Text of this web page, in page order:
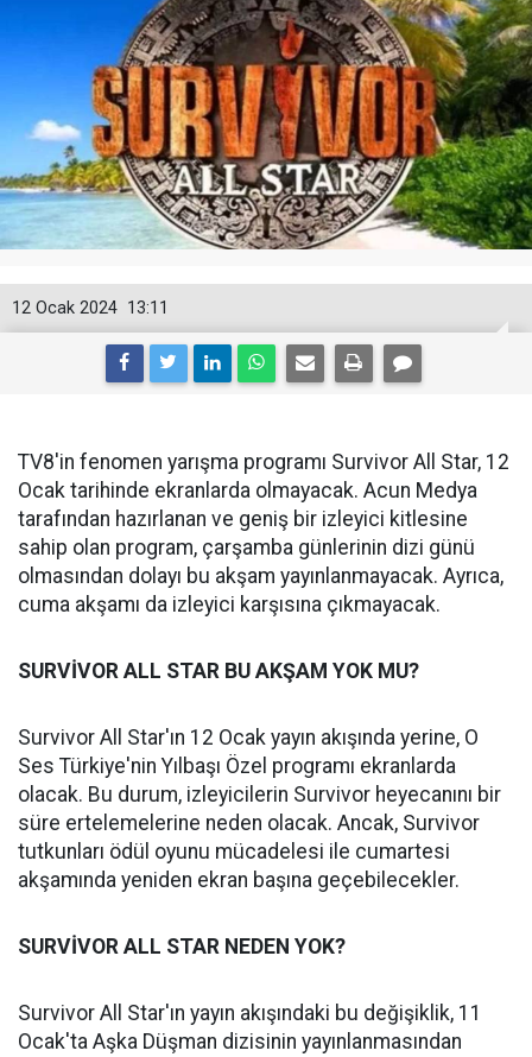
13:11
12 Ocak 2024
TV8'in fenomen yarışma programı Survivor All Star, 12
Ocak tarihinde ekranlarda olmayacak. Acun Medya
tarafından hazırlanan ve geniş bir izleyici kitlesine
sahip olan program, çarşamba günlerinin dizi günü
olmasından dolayı bu akşam yayınlanmayacak. Ayrıca,
cuma akşamı da izleyici karşısına çıkmayacak.
SURVİVOR ALL STAR BU AKŞAM YOK MU?
Survivor All Star'ın 12 Ocak yayın akışında yerine, O
Ses Türkiye'nin Yılbaşı Özel programı ekranlarda
olacak. Bu durum, izleyicilerin Survivor heyecanını bir
süre ertelemelerine neden olacak. Ancak, Survivor
tutkunları ödül oyunu mücadelesi ile cumartesi
akşamında yeniden ekran başına geçebilecekler.
SURVİVOR ALL STAR NEDEN YOK?
Survivor All Star'ın yayın akışındaki bu değişiklik, 11
Ocak'ta Aşka Düşman dizisinin yayınlanmasından